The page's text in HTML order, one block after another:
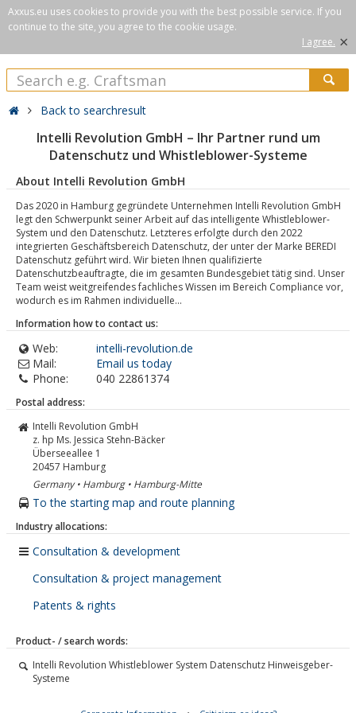
Axxus.eu uses cookies to provide you with the best possible service. If you
continue to the site, you agree to the cookie usage.
I agree. ×
Back to searchresult
Intelli Revolution GmbH – Ihr Partner rund um
Datenschutz und Whistleblower-Systeme
About Intelli Revolution GmbH
Das 2020 in Hamburg gegründete Unternehmen Intelli Revolution GmbH
legt den Schwerpunkt seiner Arbeit auf das intelligente Whistleblower-
System und den Datenschutz. Letzteres erfolgte durch den 2022
integrierten Geschäftsbereich Datenschutz, der unter der Marke BEREDI
Datenschutz geführt wird. Wir bieten Ihnen qualifizierte
Datenschutzbeauftragte, die im gesamten Bundesgebiet tätig sind. Unser
Team weist weitgreifendes fachliches Wissen im Bereich Compliance vor,
wodurch es im Rahmen individuelle...
Information how to contact us:
Web:
intelli-revolution.de
Mail:
Email us today
Phone:
040 22861374
Postal address:
Intelli Revolution GmbH
z. hp Ms. Jessica Stehn-Bäcker
Überseeallee 1
20457 Hamburg
Germany • Hamburg • Hamburg-Mitte
To the starting map and route planning
Industry allocations:
Consultation & development
Consultation & project management
Patents & rights
Product- / search words:
Intelli Revolution Whistleblower System Datenschutz Hinweisgeber-
Systeme